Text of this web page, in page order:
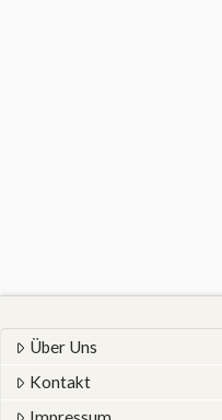
Über Uns
Kontakt